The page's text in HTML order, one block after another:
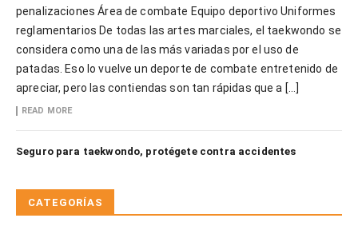
penalizaciones Área de combate Equipo deportivo Uniformes
reglamentarios De todas las artes marciales, el taekwondo se
considera como una de las más variadas por el uso de
patadas. Eso lo vuelve un deporte de combate entretenido de
apreciar, pero las contiendas son tan rápidas que a […]
READ MORE
Seguro para taekwondo, protégete contra accidentes
CATEGORÍAS